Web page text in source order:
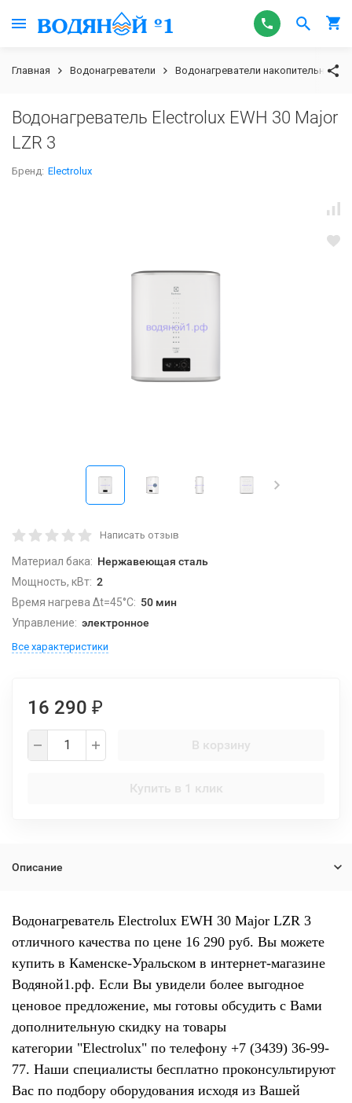
Главная Водонагреватели Водонагреватели накопительные
Водонагреватель Electrolux EWH 30 Major
LZR 3
Бренд: Electrolux
Написать отзыв
Материал бака: Нержавеющая сталь
Мощность, кВт: 2
Время нагрева Δt=45°C: 50 мин
Управление: электронное
Все характеристики
16 290 ₽
В корзину
Купить в 1 клик
Описание
Водонагреватель Electrolux EWH 30 Major LZR 3
отличного качества по цене 16 290 руб. Вы можете
купить в Каменске-Уральском в интернет-магазине
Водяной1.рф. Если Вы увидели более выгодное
ценовое предложение, мы готовы обсудить с Вами
дополнительную скидку на товары
категории "Electrolux" по телефону +7 (3439) 36-99-
77. Наши специалисты бесплатно проконсультируют
Вас по подбору оборудования исходя из Вашей